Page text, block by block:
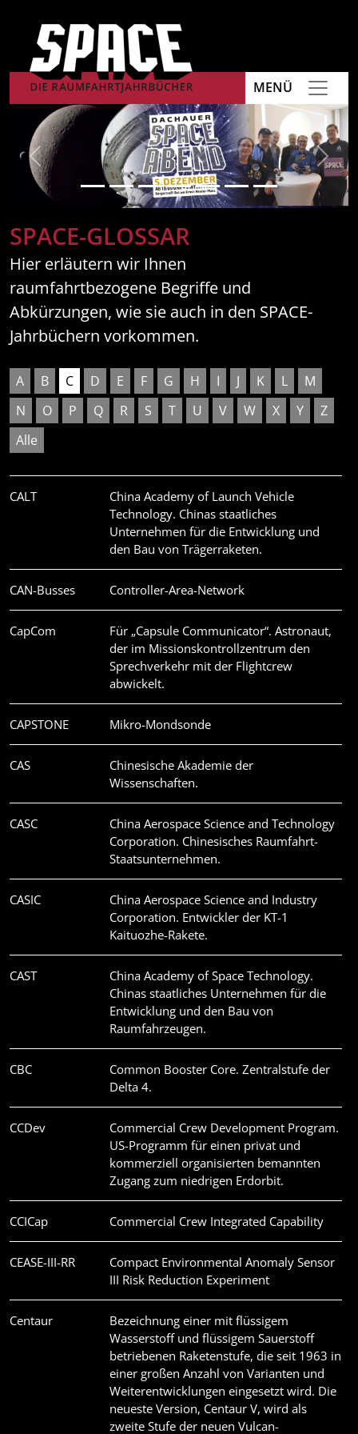
MENÜ
Previous Next
SPACE-GLOSSAR
Hier erläutern wir Ihnen
raumfahrtbezogene Begriffe und
Abkürzungen, wie sie auch in den SPACE-
Jahrbüchern vorkommen.
A B C D E F G H I J K L
M
N
O P Q R S T U V W X Y
Z
Alle
CALT
China Academy of Launch Vehicle
Technology. Chinas staatliches
Unternehmen für die Entwicklung und
den Bau von Trägerraketen.
CAN-Busses Controller-Area-Network
CapCom
Für „Capsule Communicator“. Astronaut,
der im Missionskontrollzentrum den
Sprechverkehr mit der Flightcrew
abwickelt.
CAPSTONE Mikro-Mondsonde
CAS
Chinesische Akademie der
Wissenschaften.
CASC
China Aerospace Science and Technology
Corporation. Chinesisches Raumfahrt-
Staatsunternehmen.
CASIC
China Aerospace Science and Industry
Corporation. Entwickler der KT-1
Kaituozhe-Rakete.
CAST
China Academy of Space Technology.
Chinas staatliches Unternehmen für die
Entwicklung und den Bau von
Raumfahrzeugen.
CBC
Common Booster Core. Zentralstufe der
Delta 4.
CCDev
Commercial Crew Development Program.
US-Programm für einen privat und
kommerziell organisierten bemannten
Zugang zum niedrigen Erdorbit.
CCICap Commercial Crew Integrated Capability
CEASE-III-RR
Compact Environmental Anomaly Sensor
III Risk Reduction Experiment
Centaur
Bezeichnung einer mit flüssigem
Wasserstoff und flüssigem Sauerstoff
betriebenen Raketenstufe, die seit 1963 in
einer großen Anzahl von Varianten und
Weiterentwicklungen eingesetzt wird. Die
neueste Version, Centaur V, wird als
zweite Stufe der neuen Vulcan-